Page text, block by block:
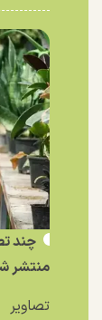
چند
منتشر
تصاویر